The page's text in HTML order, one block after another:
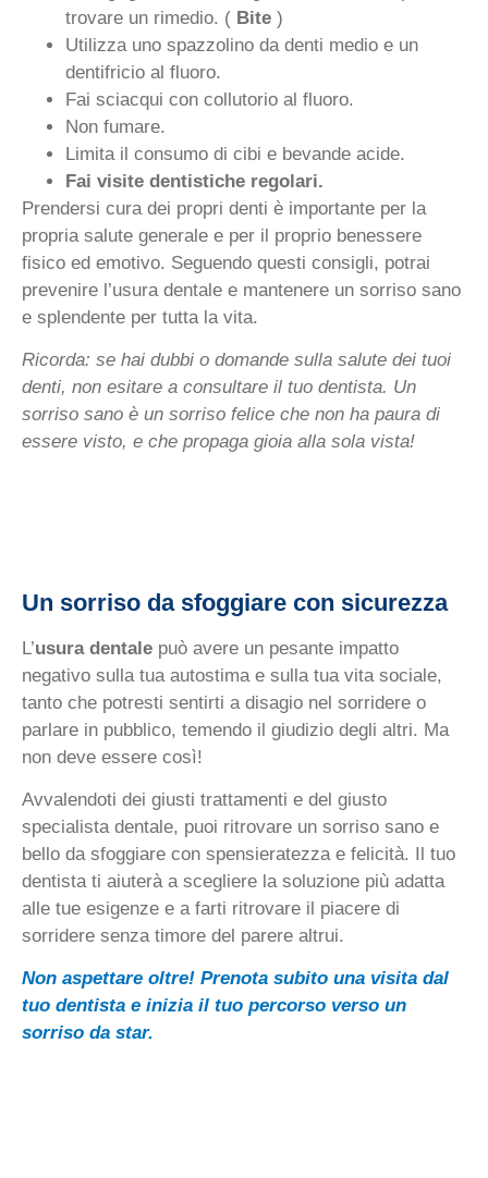
trovare un rimedio. ( Bite )
Utilizza uno spazzolino da denti medio e un
dentifricio al fluoro.
Fai sciacqui con collutorio al fluoro.
Non fumare.
Limita il consumo di cibi e bevande acide.
Fai visite dentistiche regolari.
Prendersi cura dei propri denti è importante per la
propria salute generale e per il proprio benessere
fisico ed emotivo. Seguendo questi consigli, potrai
prevenire l’usura dentale e mantenere un sorriso sano
e splendente per tutta la vita.
Ricorda: se hai dubbi o domande sulla salute dei tuoi
denti, non esitare a consultare il tuo dentista. Un
sorriso sano è un sorriso felice che non ha paura di
essere visto, e che propaga gioia alla sola vista!
Un sorriso da sfoggiare con sicurezza
L’usura dentale può avere un pesante impatto
negativo sulla tua autostima e sulla tua vita sociale,
tanto che potresti sentirti a disagio nel sorridere o
parlare in pubblico, temendo il giudizio degli altri. Ma
non deve essere così!
Avvalendoti dei giusti trattamenti e del giusto
specialista dentale, puoi ritrovare un sorriso sano e
bello da sfoggiare con spensieratezza e felicità. Il tuo
dentista ti aiuterà a scegliere la soluzione più adatta
alle tue esigenze e a farti ritrovare il piacere di
sorridere senza timore del parere altrui.
Non aspettare oltre! Prenota subito una visita dal
tuo dentista e inizia il tuo percorso verso un
sorriso da star.